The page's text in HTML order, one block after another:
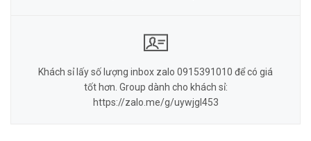
Khách sỉ lấy số lượng inbox zalo 0915391010 để có giá
tốt hơn. Group dành cho khách sỉ:
https://zalo.me/g/uywjgl453